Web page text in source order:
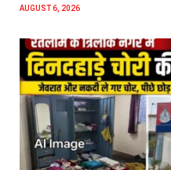
AUGUST 6, 2026